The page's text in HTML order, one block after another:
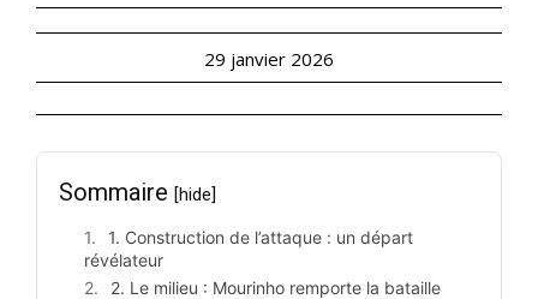
29 janvier 2026
Sommaire [hide]
1. Construction de l’attaque : un départ
révélateur
2. Le milieu : Mourinho remporte la bataille